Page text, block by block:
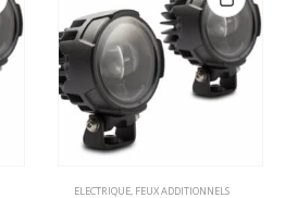
ELECTRIQUE, FEUX ADDITIONNELS